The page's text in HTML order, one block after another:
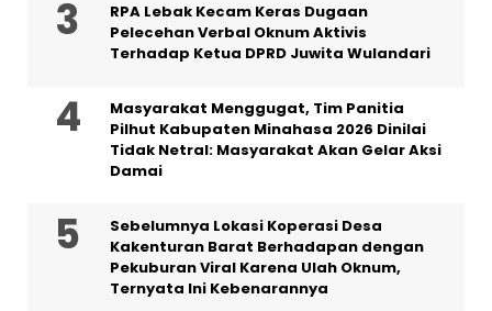
RPA Lebak Kecam Keras Dugaan
Pelecehan Verbal Oknum Aktivis
Terhadap Ketua DPRD Juwita Wulandari
Masyarakat Menggugat, Tim Panitia
Pilhut Kabupaten Minahasa 2026 Dinilai
Tidak Netral: Masyarakat Akan Gelar Aksi
Damai
Sebelumnya Lokasi Koperasi Desa
Kakenturan Barat Berhadapan dengan
Pekuburan Viral Karena Ulah Oknum,
Ternyata Ini Kebenarannya